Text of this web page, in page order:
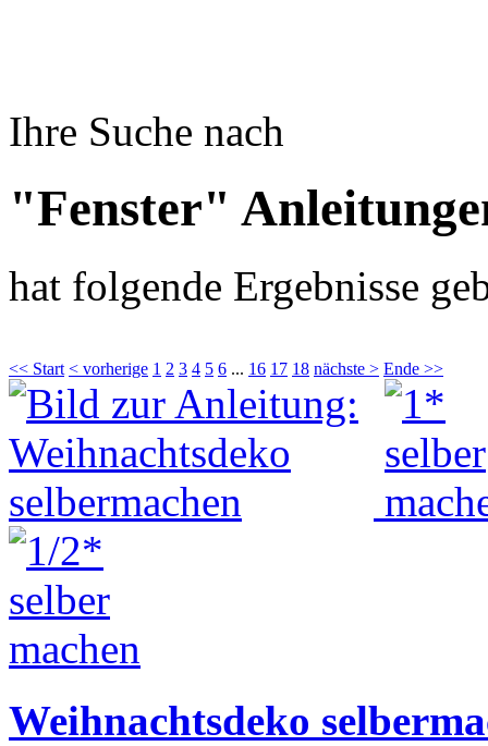
Ihre Suche nach
"Fenster"
hat folgende Ergebnisse
<< Start < vorherige 1 2 3 4 5 6 ... 16 17 18 nächste > Ende >>
Weihnachtsdeko